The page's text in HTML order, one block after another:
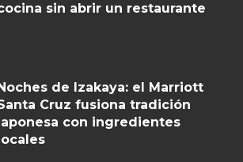
sin abrir un restaurante
Noches de Izakaya: el Marriott
Cruz fusiona tradición
con ingredientes
locales